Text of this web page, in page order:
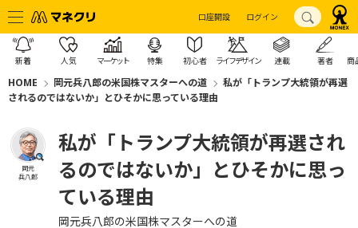
口座開設 ログイン
新着 人気 マーケット 特集 初心者 ライフデザイン 連載 著者 商
HOME 岡元兵八郎の米国株マスターへの道
私が「トランプ大統領が再選
されるのではないか」とひそかに思っている理由
岡元
兵八郎
私が「トランプ大統領が再選され
るのではないか」とひそかに思っ
ている理由
岡元兵八郎の米国株マスターへの道